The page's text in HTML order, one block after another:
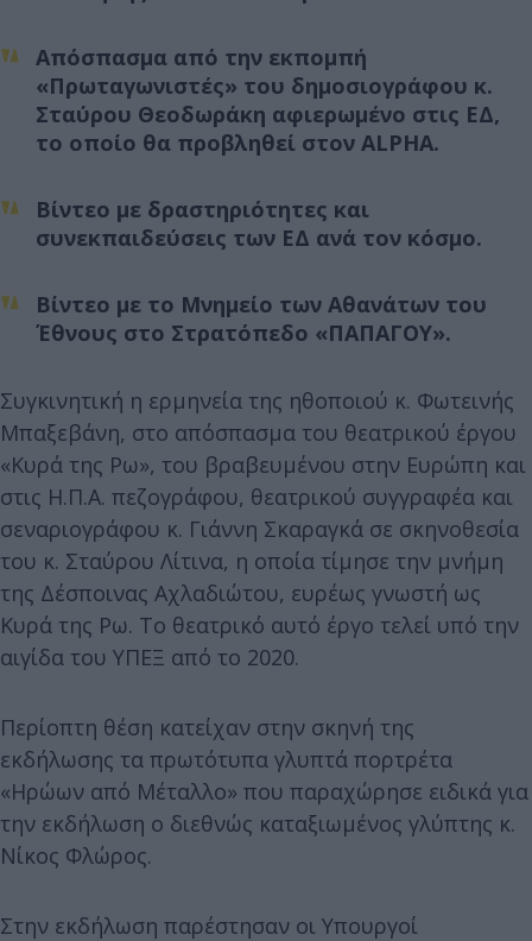
Απόσπασμα από την εκπομπή
«Πρωταγωνιστές» του δημοσιογράφου κ.
Σταύρου Θεοδωράκη αφιερωμένο στις ΕΔ,
το οποίο θα προβληθεί στον ALPHA.
Βίντεο με δραστηριότητες και
συνεκπαιδεύσεις των ΕΔ ανά τον κόσμο.
Βίντεο με το Μνημείο των Αθανάτων του
Έθνους στο Στρατόπεδο «ΠΑΠΑΓΟΥ».
Συγκινητική η ερμηνεία της ηθοποιού κ. Φωτεινής
Μπαξεβάνη, στο απόσπασμα του θεατρικού έργου
«Κυρά της Ρω», του βραβευμένου στην Ευρώπη και
στις Η.Π.Α. πεζογράφου, θεατρικού συγγραφέα και
σεναριογράφου κ. Γιάννη Σκαραγκά σε σκηνοθεσία
του κ. Σταύρου Λίτινα, η οποία τίμησε την μνήμη
της Δέσποινας Αχλαδιώτου, ευρέως γνωστή ως
Κυρά της Ρω. Το θεατρικό αυτό έργο τελεί υπό την
αιγίδα του ΥΠΕΞ από το 2020.
Περίοπτη θέση κατείχαν στην σκηνή της
εκδήλωσης τα πρωτότυπα γλυπτά πορτρέτα
«Ηρώων από Μέταλλο» που παραχώρησε ειδικά για
την εκδήλωση ο διεθνώς καταξιωμένος γλύπτης κ.
Νίκος Φλώρος.
Στην εκδήλωση παρέστησαν οι Υπουργοί